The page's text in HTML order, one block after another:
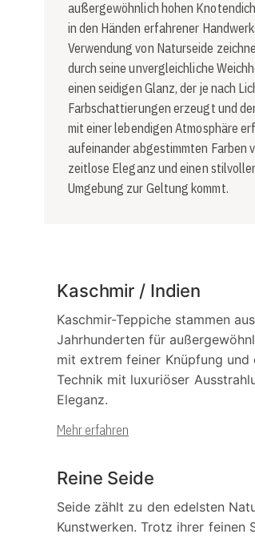
außergewöhnlich hohen
in den Händen erfahrener
Verwendung von Naturseide
durch seine unvergleichliche
einen seidigen Glanz, der je nach
Farbschattierungen erzeugt und
mit einer lebendigen Atmosphäre
aufeinander abgestimmten Farben
zeitlose Eleganz und einen
Umgebung zur Geltung kommt.
Kaschmir / Indien
Kaschmir-Teppiche stammen
Jahrhunderten für
mit extrem feiner Knüpfung
Technik mit luxuriöser
Eleganz.
Mehr erfahren
Reine Seide
Seide zählt zu den edelsten
Kunstwerken. Trotz ihrer